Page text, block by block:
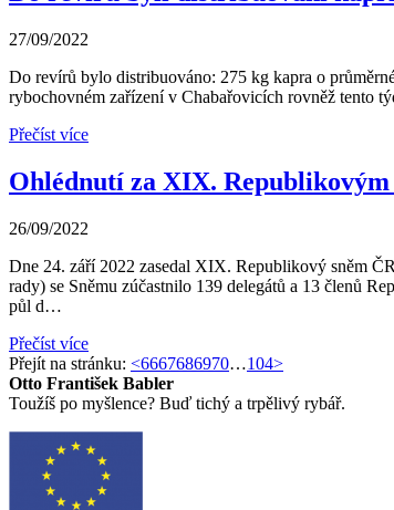
27/09/2022
Do revírů bylo distribuováno: 275 kg kapra o
rybochovném zařízení v Chabařovicích rovněž tento
Přečíst více
Ohlédnutí za XIX. Republikovým
26/09/2022
Dne 24. září 2022 zasedal XIX. Republikový sněm
rady) se Sněmu zúčastnilo 139 delegátů a 13 členů
půl d…
Přečíst více
Přejít na stránku: <6667686970…104>
Otto František Babler
Toužíš po myšlence? Buď tichý a trpělivý rybář.